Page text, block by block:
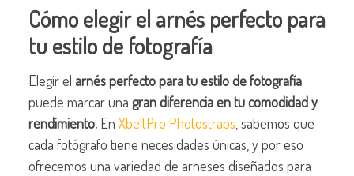
Cómo elegir el arnés perfecto para
tu estilo de fotografía
Elegir el arnés perfecto para tu estilo de fotografía
puede marcar una gran diferencia en tu comodidad y
rendimiento. En XbeltPro Photostraps , sabemos que
cada fotógrafo tiene necesidades únicas, y por eso
ofrecemos una variedad de arneses diseñados para